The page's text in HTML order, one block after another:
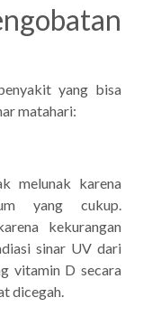
yang bisa
matahari:
melunak karena
yang cukup.
kekurangan
sinar UV dari
vitamin D secara
dicegah.